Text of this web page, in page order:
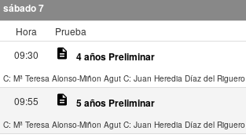
sábado 7
Hora
Prueba
09:30
description 4 años Preliminar
C: Mª Teresa Alonso-Miñon Agut C: Juan Heredia Díaz del Riguero
09:55 description 5 años Preliminar
C: Mª Teresa Alonso-Miñon Agut C: Juan Heredia Díaz del Riguero